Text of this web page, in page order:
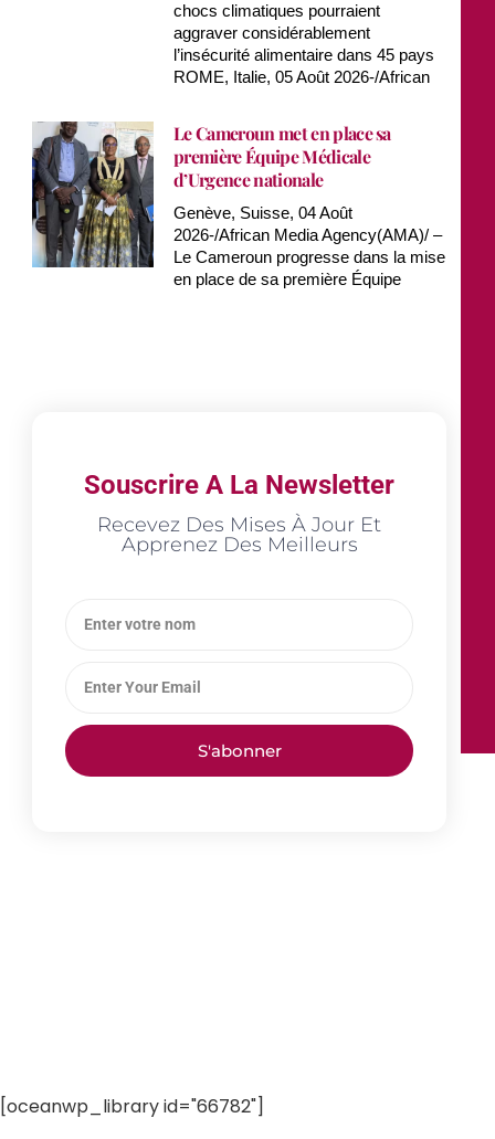
chocs climatiques pourraient
aggraver considérablement
l’insécurité alimentaire dans 45 pays
ROME, Italie, 05 Août 2026-/African
Le Cameroun met en place sa
première Équipe Médicale
d’Urgence nationale
Genève, Suisse, 04 Août
2026-/African Media Agency(AMA)/ –
Le Cameroun progresse dans la mise
en place de sa première Équipe
Souscrire A La Newsletter
Recevez Des Mises À Jour Et
Apprenez Des Meilleurs
S'abonner
[oceanwp_library id="66782"]